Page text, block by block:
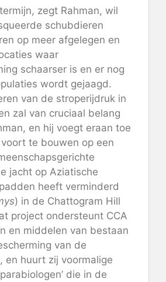
zegt Rahman, wil
schubdieren
op meer afgelegen en
waar
schaarser is en er nog
wordt gejaagd.
van de stroperijdruk in
zal van cruciaal belang
en hij voegt eraan toe
te bouwen op een
jacht op Aziatische
heeft verminderd
) in de Chattogram Hill
project ondersteunt CCA
en middelen van bestaan
van de
en huurt zij voormalige
die in de